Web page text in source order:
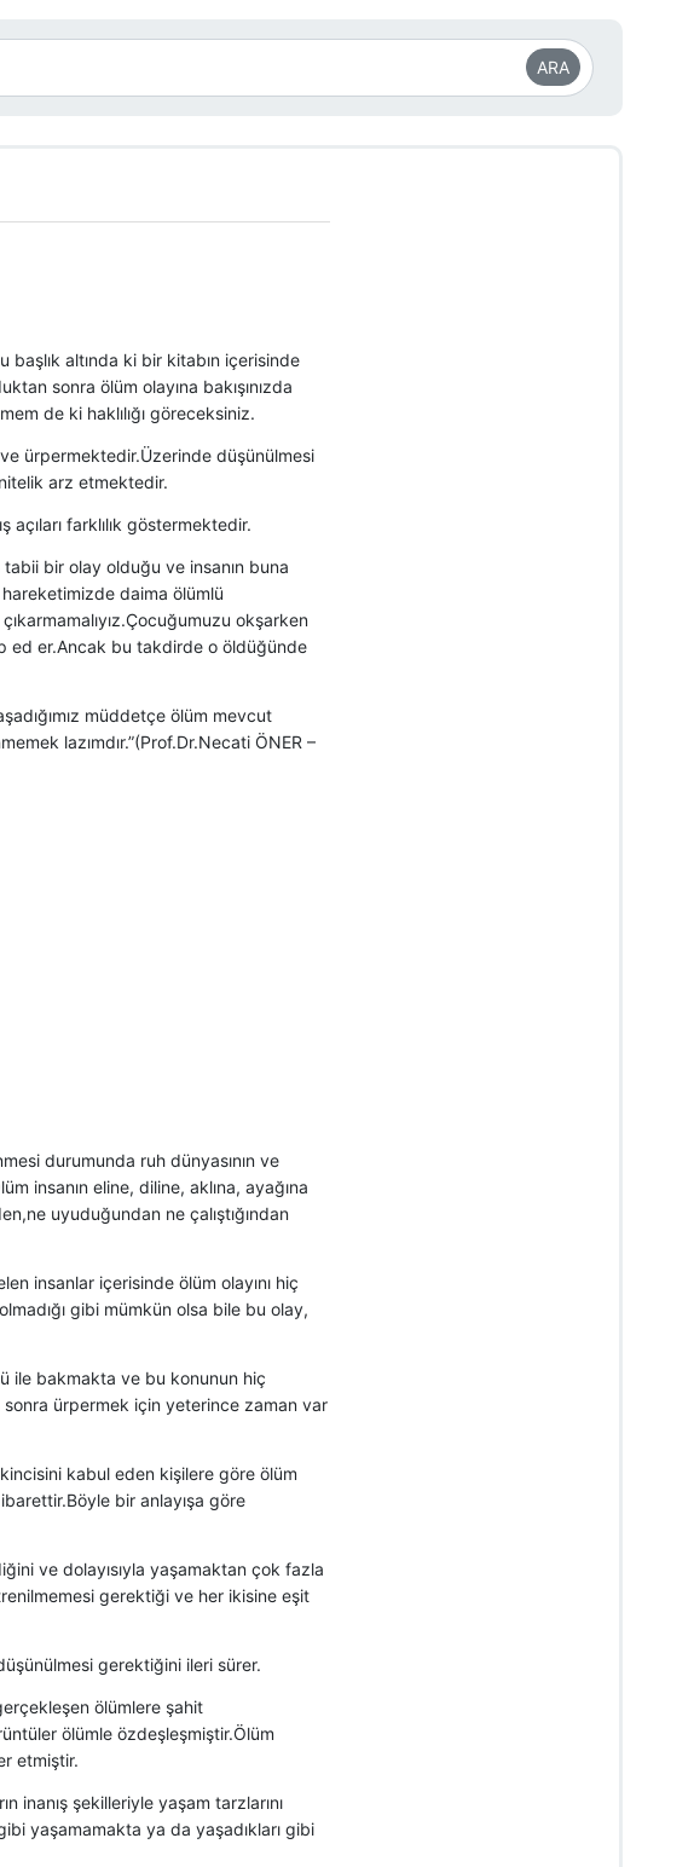
ARA
altında ki bir kitabın içerisinde
sonra ölüm olayına bakışınızda
de ki haklılığı göreceksiniz.
ürpermektedir.Üzerinde düşünülmesi
arz etmektedir.
açıları farklılık göstermektedir.
tabii bir olay olduğu ve insanın buna
hareketimizde daima ölümlü
okşarken
ed er.Ancak bu takdirde o öldüğünde
müddetçe ölüm mevcut
lazımdır.”(Prof.Dr.Necati ÖNER –
durumunda ruh dünyasının ve
insanın eline, diline, aklına, ayağına
uyuduğundan ne çalıştığından
insanlar içerisinde ölüm olayını hiç
gibi mümkün olsa bile bu olay,
ile bakmakta ve bu konunun hiç
ürpermek için yeterince zaman var
kabul eden kişilere göre ölüm
bir anlayışa göre
ve dolayısıyla yaşamaktan çok fazla
gerektiği ve her ikisine eşit
gerektiğini ileri sürer.
ölümlere şahit
ölümle özdeşleşmiştir.Ölüm
etmiştir.
inanış şekilleriyle yaşam tarzlarını
yaşamamakta ya da yaşadıkları gibi